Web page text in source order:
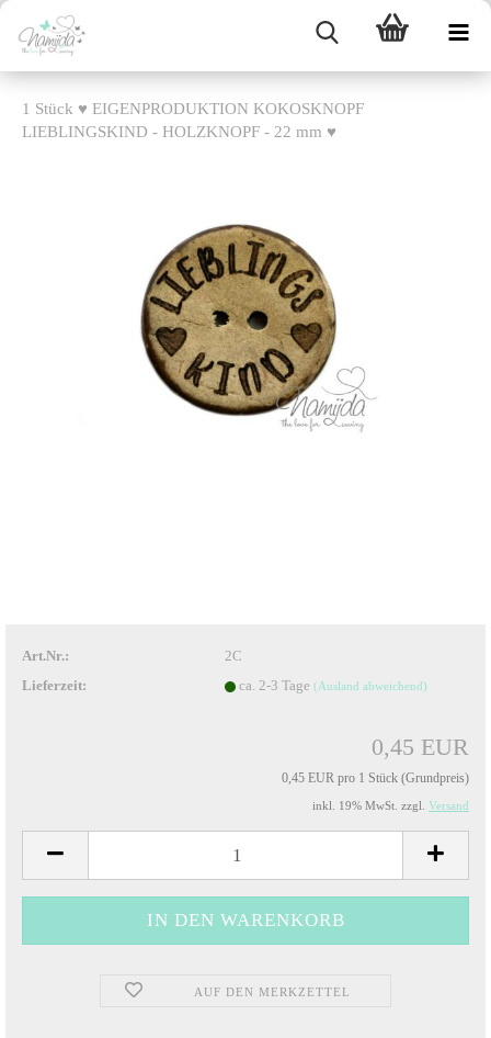
1 Stück ♥ EIGENPRODUKTION KOKOSKNOPF
LIEBLINGSKIND - HOLZKNOPF - 22 mm ♥
Art.Nr.:
2C
Lieferzeit:
ca. 2-3 Tage (Ausland abweichend)
0,45 EUR
0,45 EUR pro 1 Stück (Grundpreis)
inkl. 19% MwSt. zzgl. Versand
AUF DEN MERKZETTEL